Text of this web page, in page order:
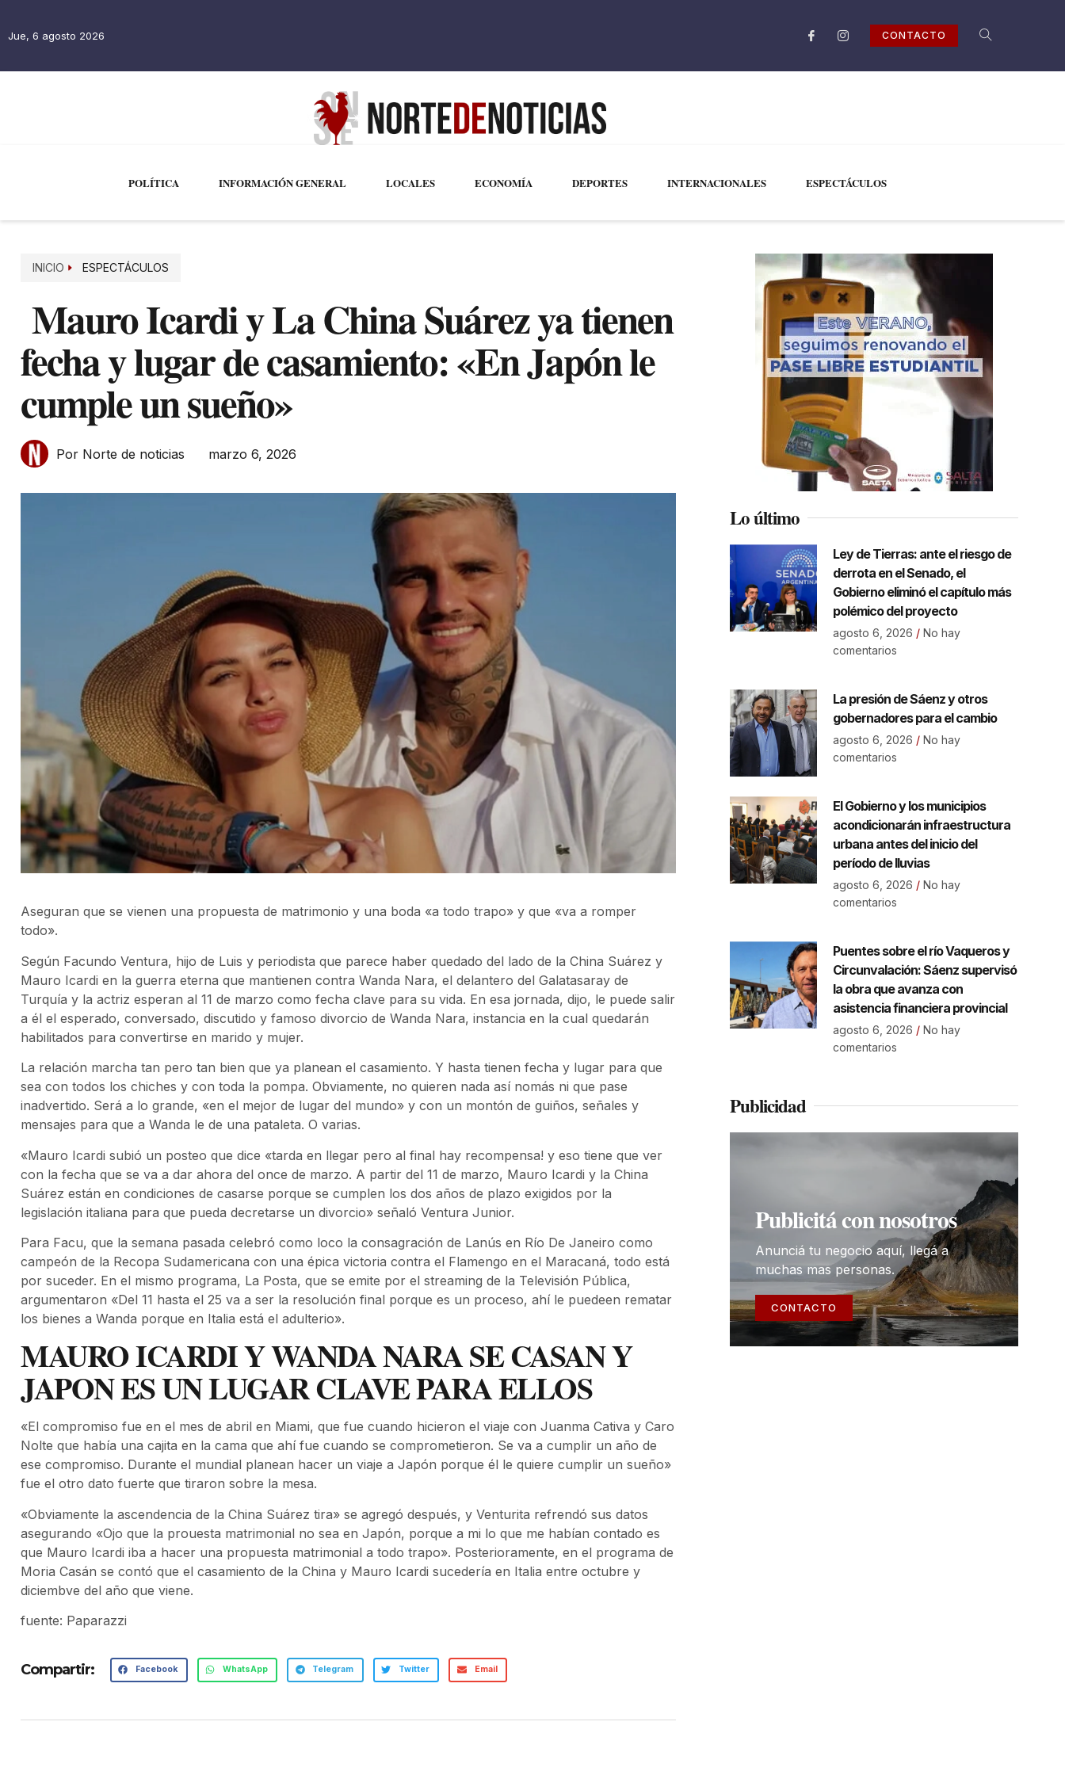
Jue, 6 agosto 2026 CONTACTO
POLÍTICA INFORMACIÓN GENERAL LOCALES ECONOMÍA DEPORTES INTERNACIONALES ESPECTÁCULOS
INICIO ESPECTÁCULOS
Mauro Icardi y La China Suárez ya tienen
fecha y lugar de casamiento: «En Japón le
cumple un sueño»
Por Norte de noticias marzo 6, 2026
Aseguran que se vienen una propuesta de matrimonio y una boda «a todo trapo» y que «va a romper
todo».
Según Facundo Ventura, hijo de Luis y periodista que parece haber quedado del lado de la China Suárez y
Mauro Icardi en la guerra eterna que mantienen contra Wanda Nara, el delantero del Galatasaray de
Turquía y la actriz esperan al 11 de marzo como fecha clave para su vida. En esa jornada, dijo, le puede salir
a él el esperado, conversado, discutido y famoso divorcio de Wanda Nara, instancia en la cual quedarán
habilitados para convertirse en marido y mujer.
La relación marcha tan pero tan bien que ya planean el casamiento. Y hasta tienen fecha y lugar para que
sea con todos los chiches y con toda la pompa. Obviamente, no quieren nada así nomás ni que pase
inadvertido. Será a lo grande, «en el mejor de lugar del mundo» y con un montón de guiños, señales y
mensajes para que a Wanda le de una pataleta. O varias.
«Mauro Icardi subió un posteo que dice «tarda en llegar pero al final hay recompensa! y eso tiene que ver
con la fecha que se va a dar ahora del once de marzo. A partir del 11 de marzo, Mauro Icardi y la China
Suárez están en condiciones de casarse porque se cumplen los dos años de plazo exigidos por la
legislación italiana para que pueda decretarse un divorcio» señaló Ventura Junior.
Para Facu, que la semana pasada celebró como loco la consagración de Lanús en Río De Janeiro como
campeón de la Recopa Sudamericana con una épica victoria contra el Flamengo en el Maracaná, todo está
por suceder. En el mismo programa, La Posta, que se emite por el streaming de la Televisión Pública,
argumentaron «Del 11 hasta el 25 va a ser la resolución final porque es un proceso, ahí le puedeen rematar
los bienes a Wanda porque en Italia está el adulterio».
MAURO ICARDI Y WANDA NARA SE CASAN Y
JAPON ES UN LUGAR CLAVE PARA ELLOS
«El compromiso fue en el mes de abril en Miami, que fue cuando hicieron el viaje con Juanma Cativa y Caro
Nolte que había una cajita en la cama que ahí fue cuando se comprometieron. Se va a cumplir un año de
ese compromiso. Durante el mundial planean hacer un viaje a Japón porque él le quiere cumplir un sueño»
fue el otro dato fuerte que tiraron sobre la mesa.
«Obviamente la ascendencia de la China Suárez tira» se agregó después, y Venturita refrendó sus datos
asegurando «Ojo que la prouesta matrimonial no sea en Japón, porque a mi lo que me habían contado es
que Mauro Icardi iba a hacer una propuesta matrimonial a todo trapo». Posterioramente, en el programa de
Moria Casán se contó que el casamiento de la China y Mauro Icardi sucedería en Italia entre octubre y
diciembve del año que viene.
fuente: Paparazzi
Compartir: Facebook WhatsApp Telegram Twitter Email
Lo último
Ley de Tierras: ante el riesgo de
derrota en el Senado, el
Gobierno eliminó el capítulo más
polémico del proyecto
agosto 6, 2026 No hay
comentarios
La presión de Sáenz y otros
gobernadores para el cambio
agosto 6, 2026 No hay
comentarios
El Gobierno y los municipios
acondicionarán infraestructura
urbana antes del inicio del
período de lluvias
agosto 6, 2026 No hay
comentarios
Puentes sobre el río Vaqueros y
Circunvalación: Sáenz supervisó
la obra que avanza con
asistencia financiera provincial
agosto 6, 2026 No hay
comentarios
Publicidad
Publicitá con nosotros
Anunciá tu negocio aquí, llegá a
muchas mas personas.
CONTACTO